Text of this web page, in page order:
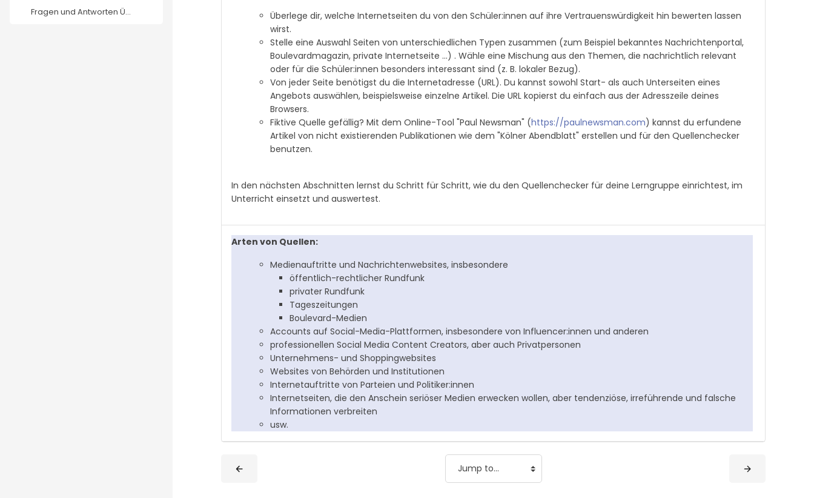
Fragen und Antworten Übersicht
Überlege dir, welche Internetseiten du von den Schüler:innen auf ihre Vertrauenswürdigkeit hin bewerten lassen
wirst.
Stelle eine Auswahl Seiten von unterschiedlichen Typen zusammen (zum Beispiel bekanntes Nachrichtenportal,
Boulevardmagazin, private Internetseite …) . Wähle eine Mischung aus den Themen, die nachrichtlich relevant
oder für die Schüler:innen besonders interessant sind (z. B. lokaler Bezug).
Von jeder Seite benötigst du die Internetadresse (URL). Du kannst sowohl Start- als auch Unterseiten eines
Angebots auswählen, beispielsweise einzelne Artikel. Die URL kopierst du einfach aus der Adresszeile deines
Browsers.
Fiktive Quelle gefällig? Mit dem Online-Tool "Paul Newsman" (https://paulnewsman.com) kannst du erfundene
Artikel von nicht existierenden Publikationen wie dem "Kölner Abendblatt" erstellen und für den Quellenchecker
benutzen.
In den nächsten Abschnitten lernst du Schritt für Schritt, wie du den Quellenchecker für deine Lerngruppe einrichtest, im
Unterricht einsetzt und auswertest.
Arten von Quellen:
Medienauftritte und Nachrichtenwebsites, insbesondere
öffentlich-rechtlicher Rundfunk
privater Rundfunk
Tageszeitungen
Boulevard-Medien
Accounts auf Social-Media-Plattformen, insbesondere von Influencer:innen und anderen
professionellen Social Media Content Creators, aber auch Privatpersonen
Unternehmens- und Shoppingwebsites
Websites von Behörden und Institutionen
Internetauftritte von Parteien und Politiker:innen
Internetseiten, die den Anschein seriöser Medien erwecken wollen, aber tendenziöse, irreführende und falsche
Informationen verbreiten
usw.